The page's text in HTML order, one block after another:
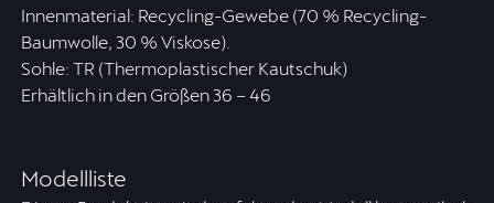
Innenmaterial: Recycling-Gewebe (70 % Recycling-
Baumwolle, 30 % Viskose).
Sohle: TR (Thermoplastischer Kautschuk)
Erhältlich in den Größen 36 – 46
Modellliste